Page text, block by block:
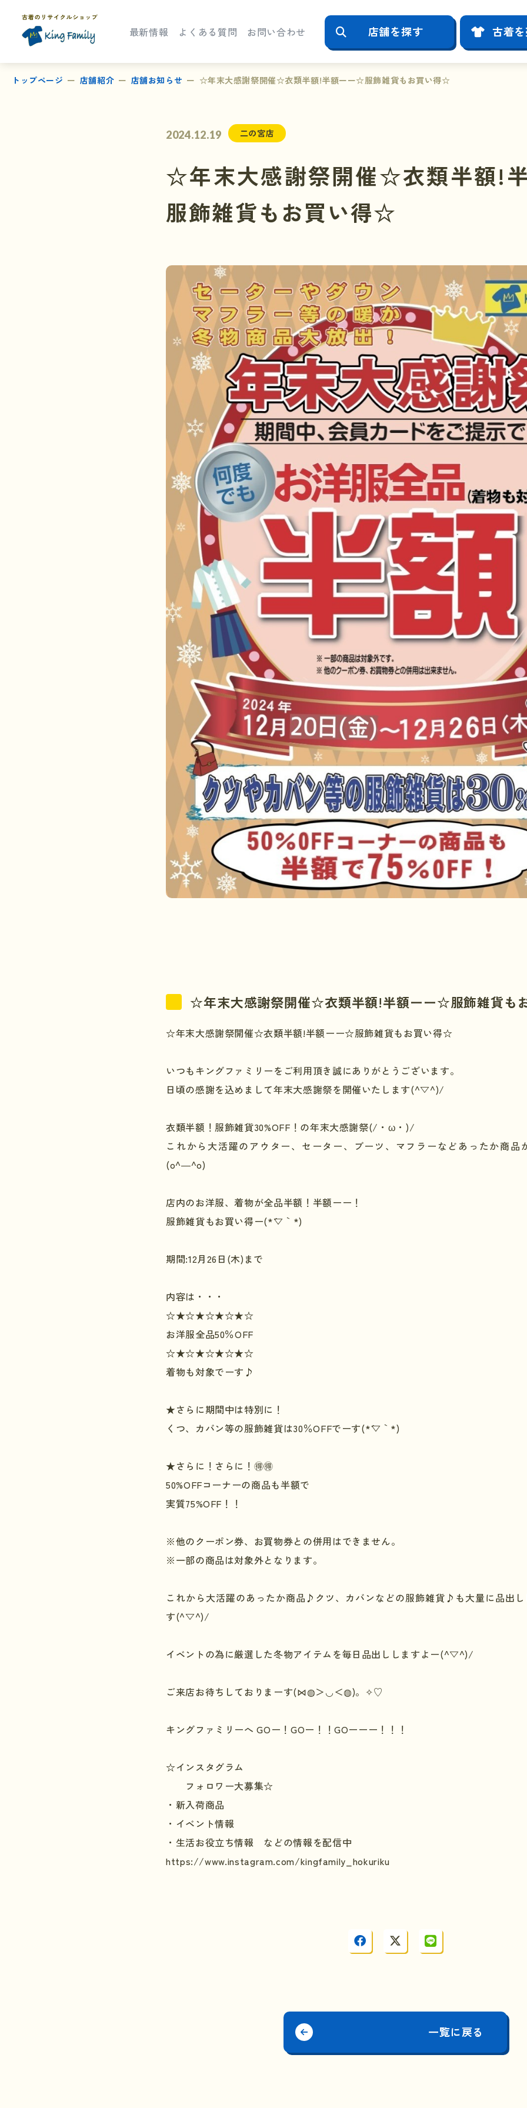
最新情報 よくある質問 お問い合わせ 店舗を探す 古着
トップページ 店舗紹介 店舗お知らせ ☆年末大感謝祭開催☆衣類半額!半額ーー☆服飾雑貨もお買い得☆
2024.12.19 二の宮店
☆年末大感謝祭開催☆衣類半額!
服飾雑貨もお買い得☆
☆年末大感謝祭開催☆衣類半額!半額ーー☆服飾雑貨も
☆年末大感謝祭開催☆衣類半額!半額ーー☆服飾雑貨もお買い得☆
いつもキングファミリーをご利用頂き誠にありがとうございます。
日頃の感謝を込めまして年末大感謝祭を開催いたします(^▽^)/
衣類半額！服飾雑貨30%OFF ！の年末大感謝祭(/ ・ω・ )/
これから大活躍のアウター、セーター、ブーツ、マフラーなどあったか商品
(o^―^o)
店内のお洋服、着物が全品半額！半額ーー！
服飾雑貨もお買い得ー(*´▽｀ *)
期間:12月26 日 (木) まで
内容は・・・
☆★☆★☆★☆★☆
お洋服全品50％OFF
☆★☆★☆★☆★☆
着物も対象でーす♪
★さらに期間中は特別に！
くつ、カバン等の服飾雑貨は30％OFFでーす(*´▽｀ *)
★さらに！さらに！ 🉐🉐
50%OFFコーナーの商品も半額で
実質75%OFF ！！
※他のクーポン券、お買物券との併用はできません。
※一部の商品は対象外となります。
これから大活躍のあったか商品♪クツ、カバンなどの服飾雑貨♪も大量に品出し
す(^▽^)/
イベントの為に厳選した冬物アイテムを毎日品出ししますよー(^▽^)/
ご来店お待ちしておりまーす(⋈◍＞◡＜◍)。✧♡
キングファミリーへ GOー！ GOー！！GOーーー！！！
☆インスタグラム
フォロワー大募集☆
・新入荷商品
・イベント情報
・生活お役立ち情報 などの情報を配信中
https://www.instagram.com/kingfamily_hokuriku
一覧に戻る